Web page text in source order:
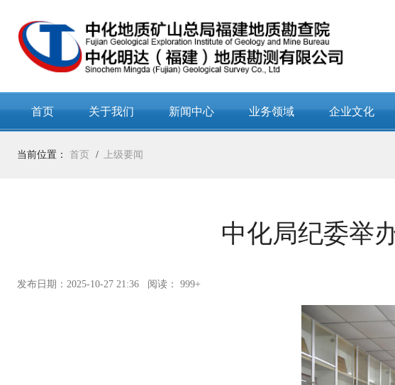
首页 关于我们 新闻中心 业务领域 企业文化
当前位置： 首页 上级要闻
中化局纪委举
发布日期：2025-10-27 21:36 阅读： 999+